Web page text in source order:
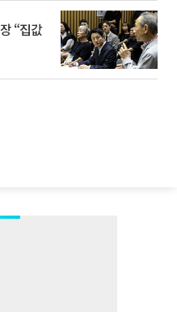
“집값